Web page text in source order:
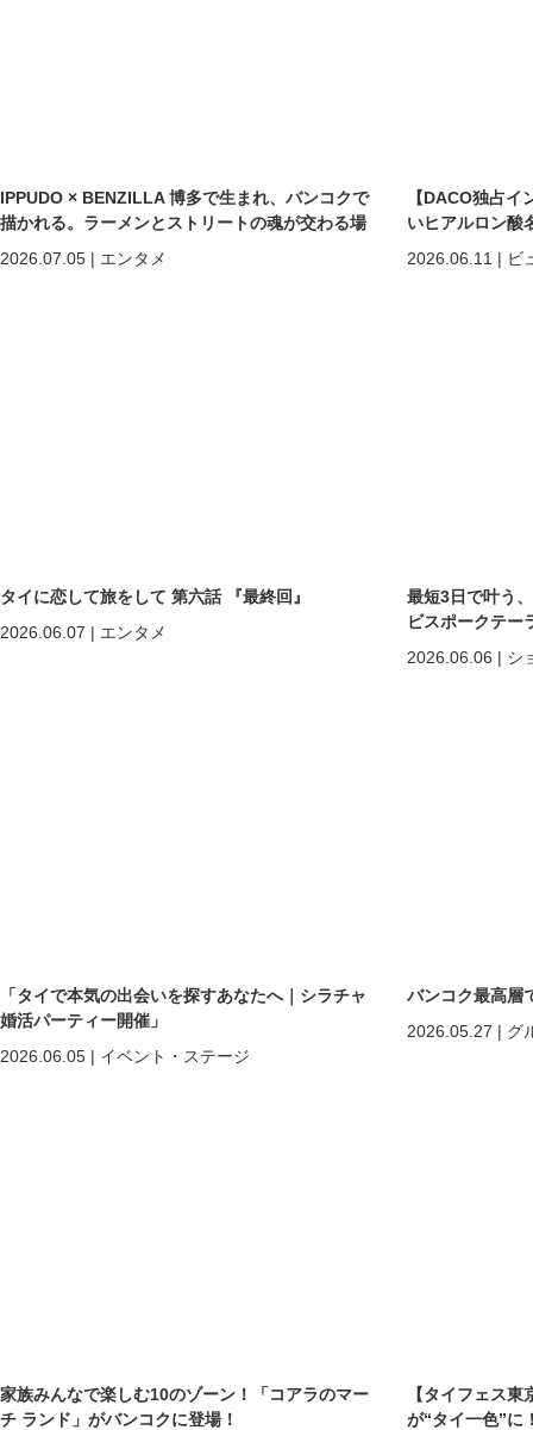
IPPUDO × BENZILLA 博多で生まれ、バンコクで
描かれる。ラーメンとストリートの魂が交わる場
2026.07.05 | エンタメ
【DACO独占
いヒアルロン酸
しくなる」だ
めの美容医療
2026.06.11 | ビ
タイに恋して旅をして 第六話 『最終回』
2026.06.07 | エンタメ
最短3日で叶う
ビスポークテ
2026.06.06 | シ
「タイで本気の出会いを探すあなたへ｜シラチャ
婚活パーティー開催」
2026.06.05 | イベント・ステージ
バンコク最高層
2026.05.27 | グ
家族みんなで楽しむ10のゾーン！「コアラのマー
チ ランド」がバンコクに登場！
【タイフェス
が“タイ一色”に